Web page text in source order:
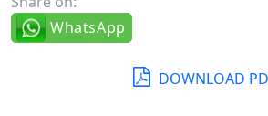
WhatsApp
DOWNLOAD